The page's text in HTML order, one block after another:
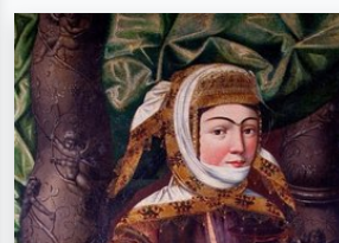
oder Stilen – z.B. Monet,
Sternennacht, Impressionismus, Welle
Hokusai, Akt.
Wiese,